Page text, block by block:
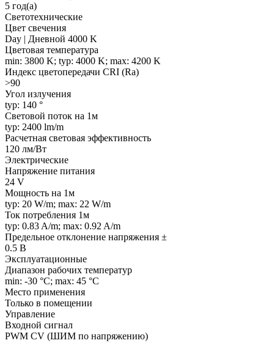
5 год(а)
Светотехнические
Цвет свечения
Day | Дневной 4000 K
Цветовая температура
min: 3800 K; typ: 4000 K; max: 4200 K
Индекс цветопередачи CRI (Ra)
>90
Угол излучения
typ: 140 °
Световой поток на 1м
typ: 2400 lm/m
Расчетная световая эффективность
120 лм/Вт
Электрические
Напряжение питания
24 V
Мощность на 1м
typ: 20 W/m; max: 22 W/m
Ток потребления 1м
typ: 0.83 A/m; max: 0.92 A/m
Предельное отклонение напряжения ±
0.5 В
Эксплуатационные
Диапазон рабочих температур
min: -30 °C; max: 45 °C
Место применения
Только в помещении
Управление
Входной сигнал
PWM СV (ШИМ по напряжению)